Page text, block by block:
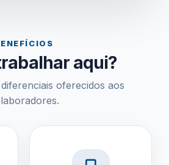
aqui?
oferecidos aos